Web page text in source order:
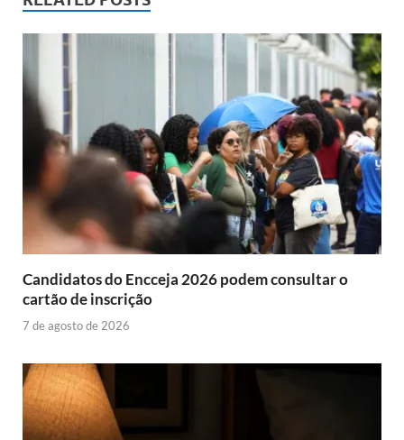
Candidatos do Encceja 2026 podem consultar o
cartão de inscrição
7 de agosto de 2026